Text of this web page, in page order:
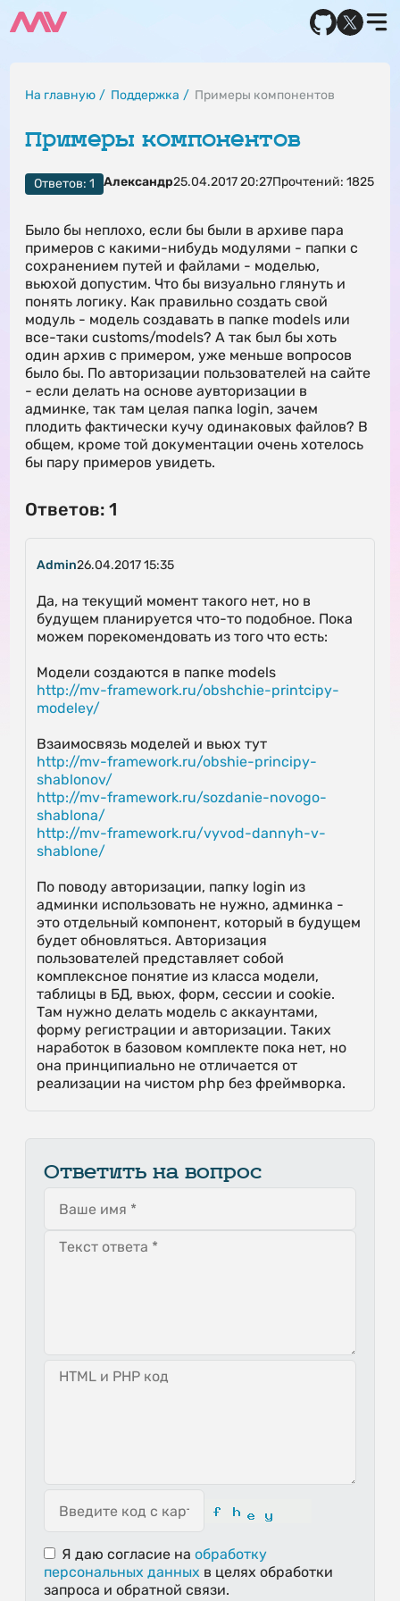
На главную Поддержка Примеры компонентов
Примеры компонентов
Ответов: 1 Александр25.04.2017 20:27Прочтений: 1825
Было бы неплохо, если бы были в архиве пара
примеров с какими-нибудь модулями - папки с
сохранением путей и файлами - моделью,
вьюхой допустим. Что бы визуально глянуть и
понять логику. Как правильно создать свой
модуль - модель создавать в папке models или
все-таки customs/models? А так был бы хоть
один архив с примером, уже меньше вопросов
было бы. По авторизации пользователей на сайте
- если делать на основе аувторизации в
админке, так там целая папка login, зачем
плодить фактически кучу одинаковых файлов? В
общем, кроме той документации очень хотелось
бы пару примеров увидеть.
Ответов: 1
Admin26.04.2017 15:35
Да, на текущий момент такого нет, но в
будущем планируется что-то подобное. Пока
можем порекомендовать из того что есть:
Модели создаются в папке models
http://mv-framework.ru/obshchie-printcipy-
modeley/
Взаимосвязь моделей и вьюх тут
http://mv-framework.ru/obshie-principy-
shablonov/
http://mv-framework.ru/sozdanie-novogo-
shablona/
http://mv-framework.ru/vyvod-dannyh-v-
shablone/
По поводу авторизации, папку login из
админки использовать не нужно, админка -
это отдельный компонент, который в будущем
будет обновляться. Авторизация
пользователей представляет собой
комплексное понятие из класса модели,
таблицы в БД, вьюх, форм, сессии и cookie.
Там нужно делать модель с аккаунтами,
форму регистрации и авторизации. Таких
наработок в базовом комплекте пока нет, но
она принципиально не отличается от
реализации на чистом php без фреймворка.
Ответить на вопрос
Я даю согласиена обработку
персональных данных в целях обработки
запроса и обратной связи.